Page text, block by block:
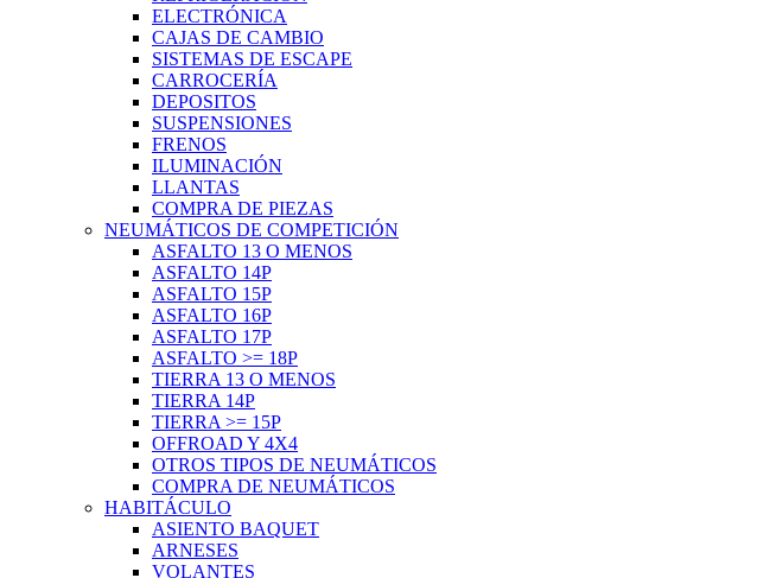
ELECTRÓNICA
CAJAS DE CAMBIO
SISTEMAS DE ESCAPE
CARROCERÍA
DEPOSITOS
SUSPENSIONES
FRENOS
ILUMINACIÓN
LLANTAS
COMPRA DE PIEZAS
NEUMÁTICOS DE COMPETICIÓN
ASFALTO 13 O MENOS
ASFALTO 14P
ASFALTO 15P
ASFALTO 16P
ASFALTO 17P
ASFALTO >= 18P
TIERRA 13 O MENOS
TIERRA 14P
TIERRA >= 15P
OFFROAD Y 4X4
OTROS TIPOS DE NEUMÁTICOS
COMPRA DE NEUMÁTICOS
HABITÁCULO
ASIENTO BAQUET
ARNESES
VOLANTES